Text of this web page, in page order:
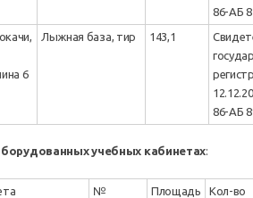
86-АБ
6
Лыжная база, тир 143,1
86-АБ
учебных кабинетах:
№
Площадь
Кол-во